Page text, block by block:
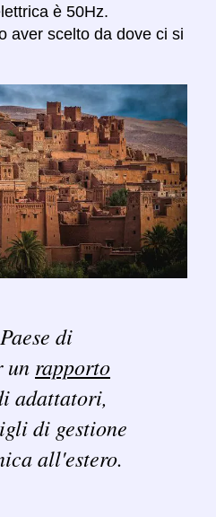
è 50Hz.
aver scelto da dove ci si
di
un rapporto
adattatori,
di gestione
all'estero.